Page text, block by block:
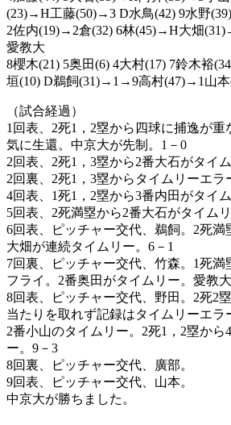
(23)→H工藤(50)→3 D水鳥(42) 9水野
2佐内(19)→2倉(32) 6林(45)→H大畑
愛教大
8櫻木(21) 5奥田(6) 4大村(17) 7鈴木裕
垣(10) D鵜飼(31)→1→9高村(47)→1山本
（試合経過）
1回表、2死1，2塁から四球に捕逸が重
気に生還。中京大が先制。1－0
2回表、2死1，3塁から2番大石がタイ
2回裏、2死1，3塁からタイムリーエラ
4回表、1死1，2塁から3番内田がタイ
5回表、2死満塁から2番大石がタイム
6回表、ピッチャー交代、鵜飼。2死満
大畑が連続タイムリー。6－1
7回裏、ピッチャー交代、竹森。1死満
フライ。2番奥田がタイムリー。愛教
8回表、ピッチャー交代、野田。2死2
当たりを取れず記録はタイムリーエラ
2番小山のタイムリー。2死1，2塁から
ー。9－3
8回裏、ピッチャー交代、廣部。
9回表、ピッチャー交代、山本。
中京大が勝ちました。